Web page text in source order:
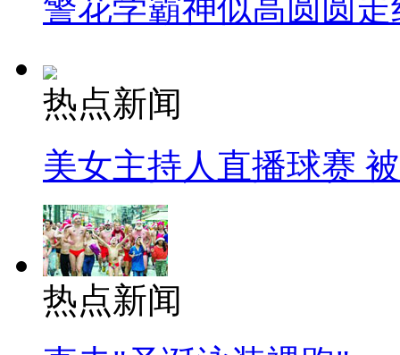
警花学霸神似高圆圆走
热点新闻
美女主持人直播球赛
热点新闻